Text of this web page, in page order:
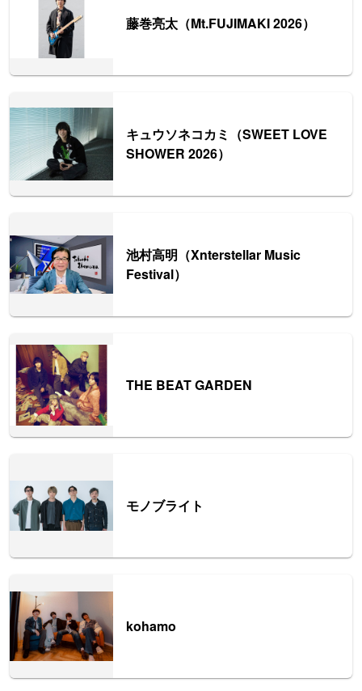
藤巻亮太（Mt.FUJIMAKI 2026）
キュウソネコカミ（SWEET LOVE
SHOWER 2026）
池村高明（Xnterstellar Music
Festival）
THE BEAT GARDEN
モノブライト
kohamo